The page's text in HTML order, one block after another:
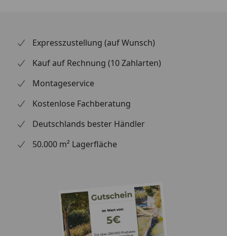
erhältlich
(siehe Reiter
Graf Garantia
Regenwasserbehälter Sunda
Graf Garantia
Wandtank
Hinweis: Die Dachrinnen können auch ohne
gebogen werden. Schrauben für die Befestigung der
Rinneisen sind nicht im Lieferumfang enthalten.
Metall Dachrinnenset 346KA für
Expresszustellung (auf Wunsch)
Kauf auf Rechnung (10 Zahlarten)
Montageservice
Kostenlose Fachberatung
Deutschlands bester Händler
50.000 m² Lagerfläche